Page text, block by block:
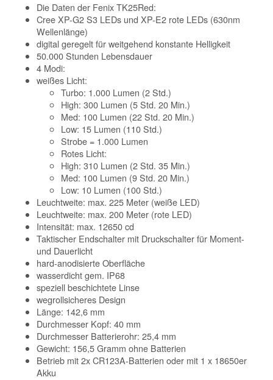
Die Daten der Fenix TK25Red:
Cree XP-G2 S3 LEDs und XP-E2 rote LEDs (630nm
Wellenlänge)
digital geregelt für weitgehend konstante Helligkeit
50.000 Stunden Lebensdauer
4 Modi:
weißes Licht:
Turbo: 1.000 Lumen (2 Std.)
High: 300 Lumen (5 Std. 20 Min.)
Med: 100 Lumen (22 Std. 20 Min.)
Low: 15 Lumen (110 Std.)
Strobe = 1.000 Lumen
Rotes Licht:
High: 310 Lumen (2 Std. 35 Min.)
Med: 100 Lumen (9 Std. 20 Min.)
Low: 10 Lumen (100 Std.)
Leuchtweite: max. 225 Meter (weiße LED)
Leuchtweite: max. 200 Meter (rote LED)
Intensität: max. 12650 cd
Taktischer Endschalter mit Druckschalter für Moment-
und Dauerlicht
hard-anodisierte Oberfläche
wasserdicht gem. IP68
speziell beschichtete Linse
wegrollsicheres Design
Länge: 142,6 mm
Durchmesser Kopf: 40 mm
Durchmesser Batterierohr: 25,4 mm
Gewicht: 156,5 Gramm ohne Batterien
Betrieb mit 2x CR123A-Batterien oder mit 1 x 18650er
Akku